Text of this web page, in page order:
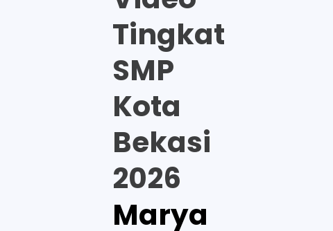
Tingkat
SMP
Kota
Bekasi
2026
Marya